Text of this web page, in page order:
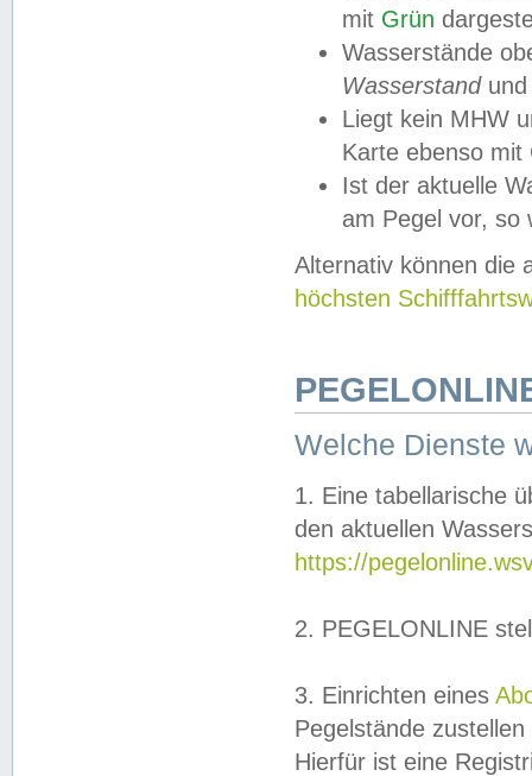
mit Grün
Wasserstände
Wasserstandund
Liegt kein MHW
Karte ebenso mit
Ist der aktuelle
am Pegel vor,
Alternativ können die
höchsten
Welche Dienste
1. Eine tabellarische
den aktuellen
https://
2. PEGELONLINE
3. Einrichten eines
Pegelstände
Hierfür ist eine